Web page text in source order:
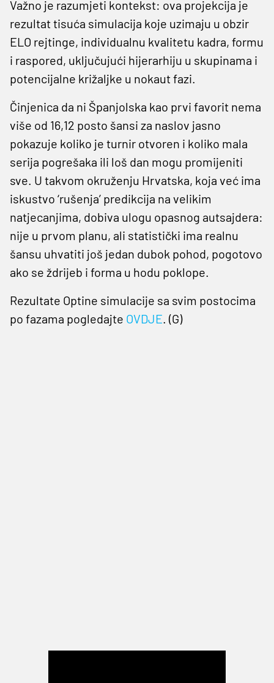
Važno je razumjeti kontekst: ova projekcija je
rezultat tisuća simulacija koje uzimaju u obzir
ELO rejtinge, individualnu kvalitetu kadra, formu
i raspored, uključujući hijerarhiju u skupinama i
potencijalne križaljke u nokaut fazi.
Činjenica da ni Španjolska kao prvi favorit nema
više od 16,12 posto šansi za naslov jasno
pokazuje koliko je turnir otvoren i koliko mala
serija pogrešaka ili loš dan mogu promijeniti
sve. U takvom okruženju Hrvatska, koja već ima
iskustvo ‘rušenja’ predikcija na velikim
natjecanjima, dobiva ulogu opasnog autsajdera:
nije u prvom planu, ali statistički ima realnu
šansu uhvatiti još jedan dubok pohod, pogotovo
ako se ždrijeb i forma u hodu poklope.
Rezultate Optine simulacije sa svim postocima
po fazama pogledajte OVDJE. (G)